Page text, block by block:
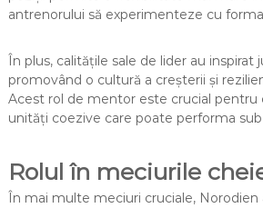
antrenorului să experimenteze cu
În plus, calitățile sale de lider au inspirat
promovând o cultură a creșterii și
Acest rol de mentor este crucial pentru
unități coezive care poate performa
Rolul în meciurile
În mai multe meciuri cruciale,